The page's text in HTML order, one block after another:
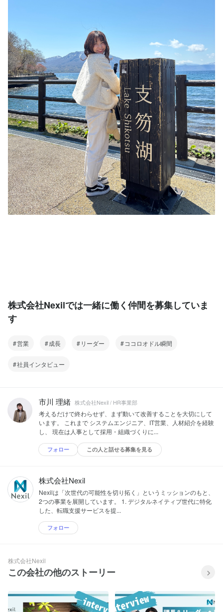
株式会社Nexilでは一緒に働く仲間を募集していま
す
営業 成長 リーダー ココロオドル瞬間
社員インタビュー
市川 理緒 株式会社Nexil / HR事業部
考えるだけで終わらせず、まず動いて改善することを大切にして
います。 これまで システムエンジニア、IT営業、人材紹介を経験
し、 現在は人事として採用・組織づくりに...
フォロー この人と話せる募集を見る
株式会社Nexil
Nexilは「次世代の可能性を切り拓く」というミッションのもと、
2つの事業を展開しています。 1. デジタルネイティブ世代に特化
した、転職支援サービスを提...
フォロー
株式会社Nexil
この会社の他のストーリー